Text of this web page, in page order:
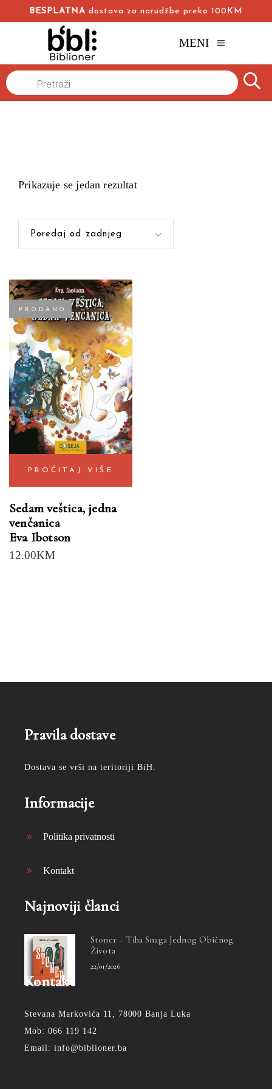
BESPLATNA dostava za narudžbe preko 100KM
MENI
Naslovna
Products
search
Prikazuje se jedan rezultat
Poredaj od zadnjeg
PRODANO
PROČITAJ VIŠE
Sedam veštica, jedna
venčanica
Eva Ibotson
12.00KM
Pravila dostave
Dostava se vrši na teritoriji BiH.
Informacije
Politika privatnosti
Kontakt
Najnoviji članci
Stoner – Tiha Snaga Jednog Običnog
Života
22/01/2026
Kontakt
Stevana Markovića 11, 78000 Banja Luka
Mob: 066 119 142
Email: info@biblioner.ba